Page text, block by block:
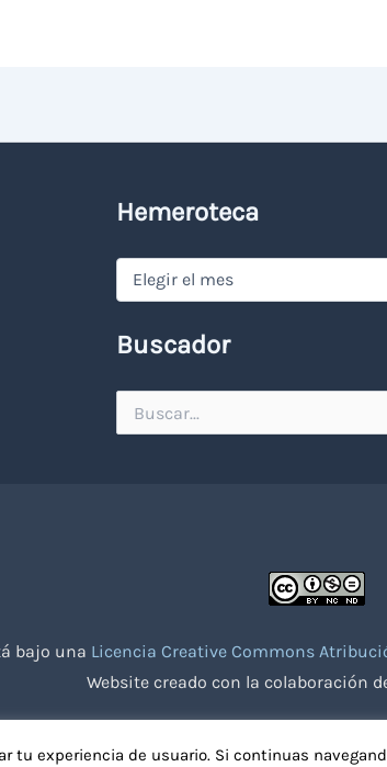
Hemeroteca
Hemeroteca
Buscador
por:
bajo una Licencia Creative Commons
Website creado con la colaboración
tu experiencia de usuario. Si continuas